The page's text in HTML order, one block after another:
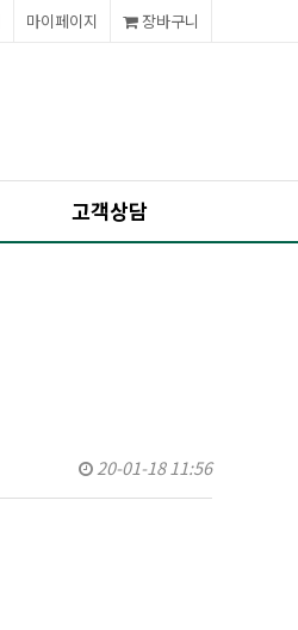
장바구니
마이페이지
고객상담
20-01-18 11:56